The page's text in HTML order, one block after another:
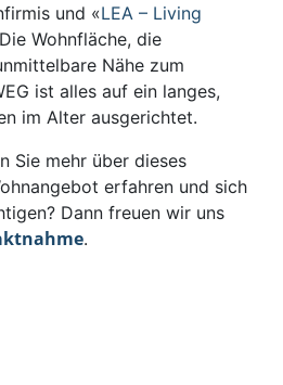
und «LEA – Living
Wohnfläche, die
Nähe zum
ist alles auf ein langes,
im Alter ausgerichtet.
Sie mehr über dieses
erfahren und sich
Dann freuen wir uns
.